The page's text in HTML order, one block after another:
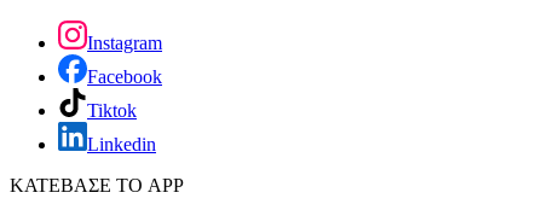
Instagram
Facebook
Tiktok
Linkedin
ΚΑΤΕΒΑΣΕ ΤΟ APP